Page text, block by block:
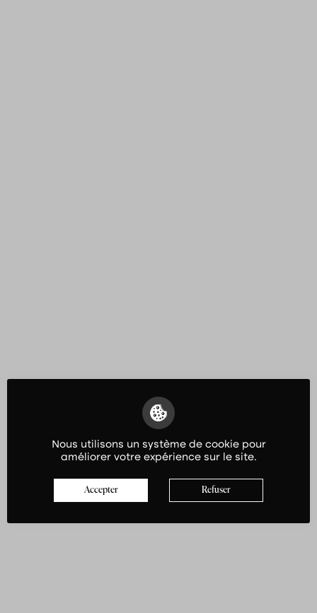
Nous utilisons un système de cookie pour
améliorer votre expérience sur le site.
Accepter Refuser